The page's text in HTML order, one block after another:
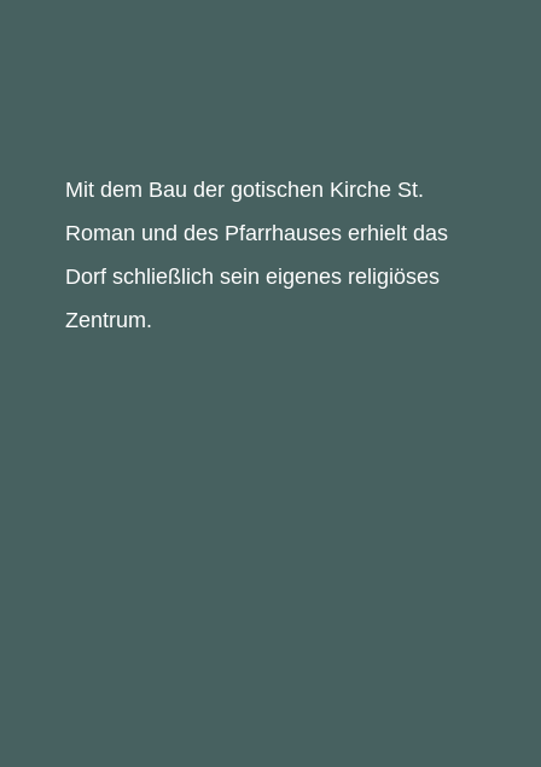
Mit dem Bau der gotischen Kirche St.
Roman und des Pfarrhauses erhielt das
Dorf schließlich sein eigenes religiöses
Zentrum.